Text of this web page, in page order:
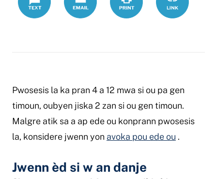
Pwosesis la ka pran 4 a 12 mwa si ou pa gen
timoun, oubyen jiska 2 zan si ou gen timoun.
Malgre atik sa a ap ede ou konprann pwosesis
la, konsidere jwenn yon avoka pou ede ou .
Jwenn èd si w an danje